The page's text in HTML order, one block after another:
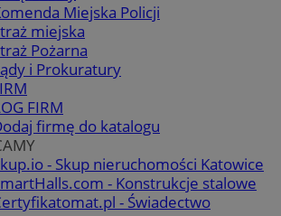
Miejska Policji
miejska
Pożarna
i Prokuratury
FIRM
firmę do katalogu
- Skup nieruchomości Katowice
- Konstrukcje stalowe
- Świadectwo